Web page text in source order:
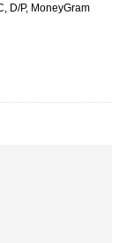
D/P, MoneyGram